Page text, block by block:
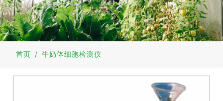
首页 牛奶体细胞检测仪